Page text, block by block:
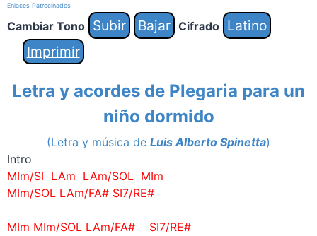
Enlaces Patrocinados
Cambiar Tono Subir Bajar Cifrado
Latino
Imprimir
Letra y acordes de Plegaria para un
niño dormido
(Letra y música de Luis Alberto Spinetta)
Intro
MIm/SI LAm LAm/SOL MIm
MIm/SOL LAm/FA# SI7/RE#
MIm MIm/SOL LAm/FA# SI7/RE#